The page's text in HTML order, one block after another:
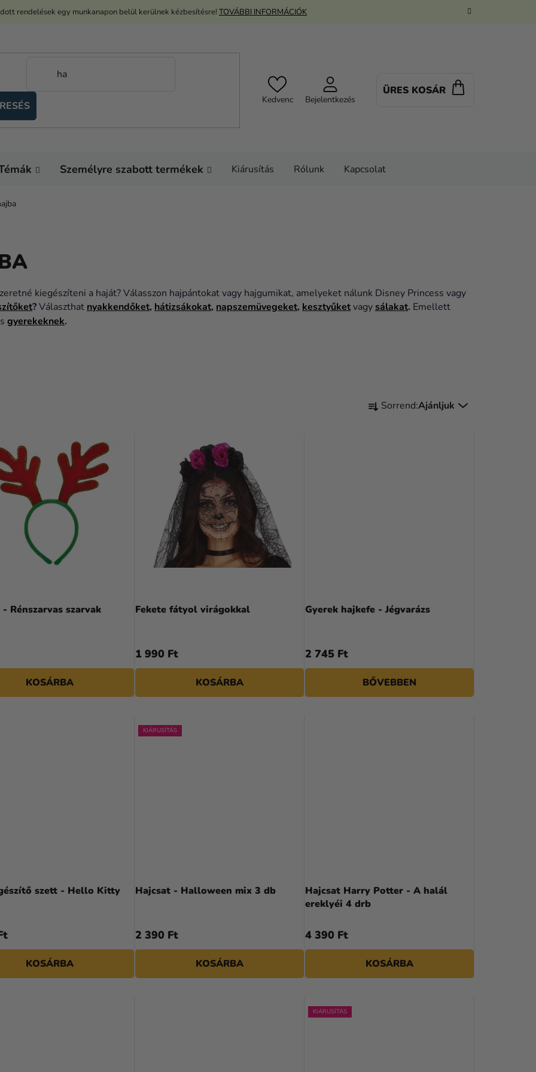
rendelések egy munkanapon belül kerülnek kézbesítésre! TOVÁBBI INFORMÁCIÓK
Kedvenc Bejelentkezés
ÜRES KOSÁR
Személyre szabott termékek Kiárusítás Rólunk Kapcsolat
kiegészíteni a haját? Válasszon hajpántokat vagy hajgumikat, amelyeket nálunk Disney Princess vagy
?Választhat nyakkendőket, hátizsákokat, napszemüvegeket, kesztyűketvagysálakat. Emellett
gyerekeknek.
T
N
Z
É
Sorrend:Ajánljuk
Rénszarvas szarvak
KOSÁRBA
Fekete fátyol virágokkal
1 990 Ft
KOSÁRBA
Gyerek hajkefe - Jégvarázs
2 745 Ft
BŐVEBBEN
szett - Hello Kitty
KOSÁRBA
KIÁRUSÍTÁS
Hajcsat - Halloween mix 3 db
2 390 Ft
KOSÁRBA
Hajcsat Harry Potter - A halál
ereklyéi 4 drb
4 390 Ft
KOSÁRBA
KIÁRUSÍTÁS